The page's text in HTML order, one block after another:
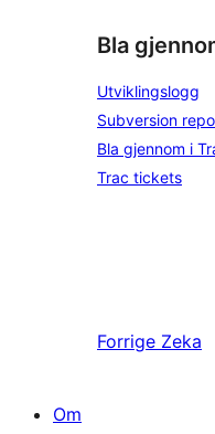
Bla
Utviklingslogg
Subversion
Bla gjennom i
Trac tickets
Forrige Zeka
Om